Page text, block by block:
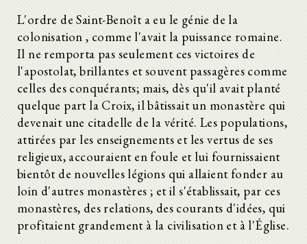
L'ordre de Saint-Benoît a eu le génie de la
colonisation , comme l'avait la puissance romaine.
Il ne remporta pas seulement ces victoires de
l'apostolat, brillantes et souvent passagères comme
celles des conquérants; mais, dès qu'il avait planté
quelque part la Croix, il bâtissait un monastère qui
devenait une citadelle de la vérité. Les populations,
attirées par les enseignements et les vertus de ses
religieux, accouraient en foule et lui fournissaient
bientôt de nouvelles légions qui allaient fonder au
loin d'autres monastères ; et il s'établissait, par ces
monastères, des relations, des courants d'idées, qui
profitaient grandement à la civilisation et à l'Église.